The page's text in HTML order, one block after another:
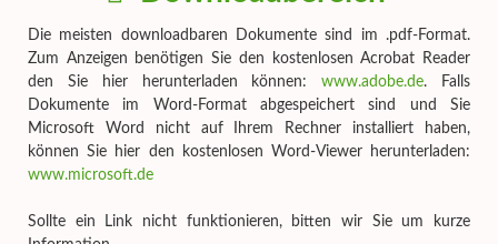
Die meisten downloadbaren Dokumente sind im .pdf-Format.
Zum Anzeigen benötigen Sie den kostenlosen Acrobat Reader
den Sie hier herunterladen können:www.adobe.de. Falls
Dokumente im Word-Format abgespeichert sind und Sie
Microsoft Word nicht auf Ihrem Rechner installiert haben,
können Sie hier den kostenlosen Word-Viewer herunterladen:
www.microsoft.de
Sollte ein Link nicht funktionieren, bitten wir Sie um kurze